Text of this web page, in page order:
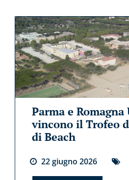
Parma e Romagna
vincono il Trofeo
di Beach
22giugno 2026